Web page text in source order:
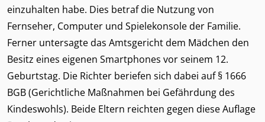
einzuhalten habe. Dies betraf die Nutzung von
Fernseher, Computer und Spielekonsole der Familie.
Ferner untersagte das Amtsgericht dem Mädchen den
Besitz eines eigenen Smartphones vor seinem 12.
Geburtstag. Die Richter beriefen sich dabei auf § 1666
BGB (Gerichtliche Maßnahmen bei Gefährdung des
Kindeswohls). Beide Eltern reichten gegen diese Auflage